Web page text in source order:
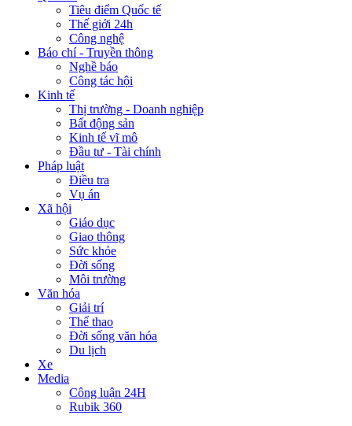
Tiêu điểm Quốc tế
Thế giới 24h
Công nghệ
Báo chí - Truyền thông
Nghề báo
Công tác hội
Kinh tế
Thị trường - Doanh nghiệp
Bất động sản
Kinh tế vĩ mô
Đầu tư - Tài chính
Pháp luật
Điều tra
Vụ án
Xã hội
Giáo dục
Giao thông
Sức khỏe
Đời sống
Môi trường
Văn hóa
Giải trí
Thể thao
Đời sống văn hóa
Du lịch
Xe
Media
Công luận 24H
Rubik 360